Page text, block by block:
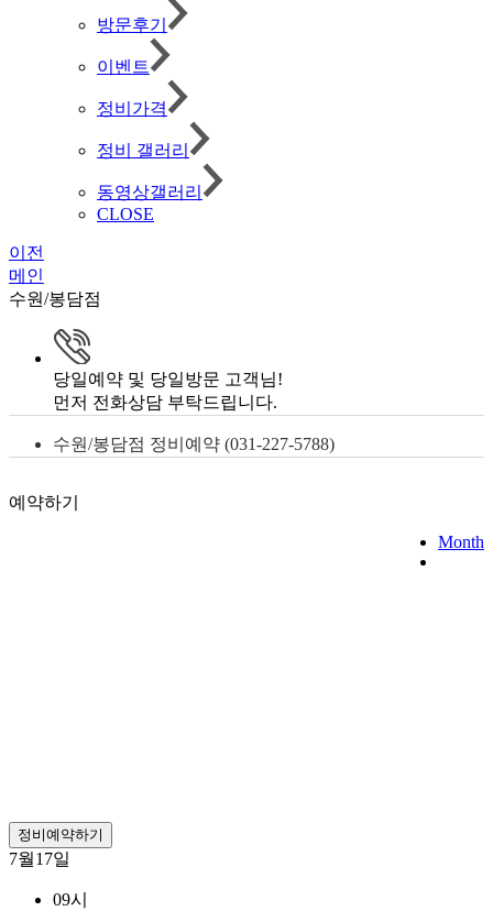
방문후기
이벤트
정비가격
정비 갤러리
동영상갤러리
CLOSE
이전
메인
수원/봉담점
당일예약 및 당일방문 고객님!
먼저 전화상담 부탁드립니다.
수원/봉담점 정비예약 (031-227-5788)
예약하기
Month
정비예약하기
7월17일
09시